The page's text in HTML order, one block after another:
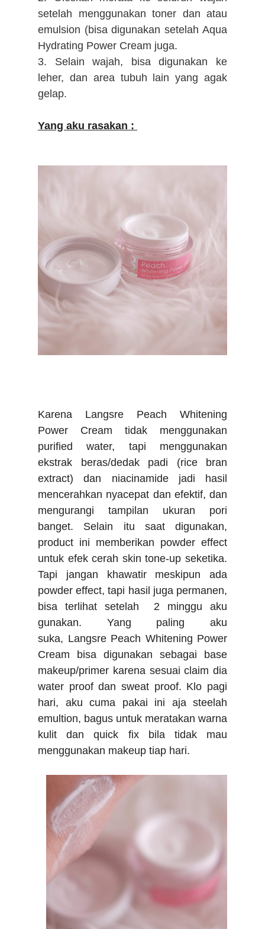
setelah menggunakan toner dan atau
emulsion (bisa digunakan setelah Aqua
Hydrating Power Cream juga.
3. Selain wajah, bisa digunakan ke
leher, dan area tubuh lain yang agak
gelap.
Yang aku rasakan :
Karena Langsre Peach Whitening
Power Cream tidak menggunakan
purified water, tapi menggunakan
ekstrak beras/dedak padi (rice bran
extract)dan niacinamide jadi hasil
mencerahkan nyacepat dan efektif, dan
mengurangi tampilan ukuran pori
banget. Selain itu saat digunakan,
product ini memberikan powder effect
untuk efek cerah skin tone-up seketika.
Tapi jangan khawatir meskipun ada
powder effect, tapi hasil juga permanen,
bisa terlihat setelah 2 minggu aku
gunakan. Yang paling aku
suka, Langsre Peach Whitening Power
Cream bisa digunakan sebagai base
makeup/primer karena sesuai claim dia
water proof dan sweat proof. Klo pagi
hari, aku cuma pakai ini aja steelah
emultion, bagus untuk meratakan warna
kulit dan quick fix bila tidak mau
menggunakan makeup tiap hari.